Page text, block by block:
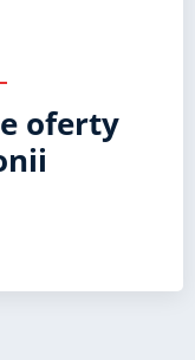
oferty